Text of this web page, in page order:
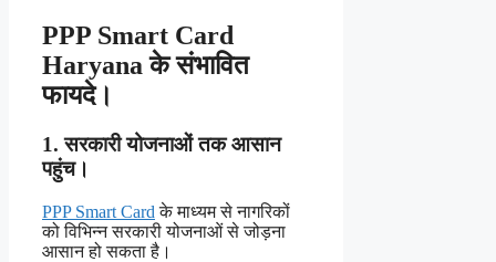
PPP Smart Card
Haryana के संभावित
फायदे।
1. सरकारी योजनाओं तक आसान
पहुंच।
PPP Smart Card के माध्यम से नागरिकों
को विभिन्न सरकारी योजनाओं से जोड़ना
आसान हो सकता है।